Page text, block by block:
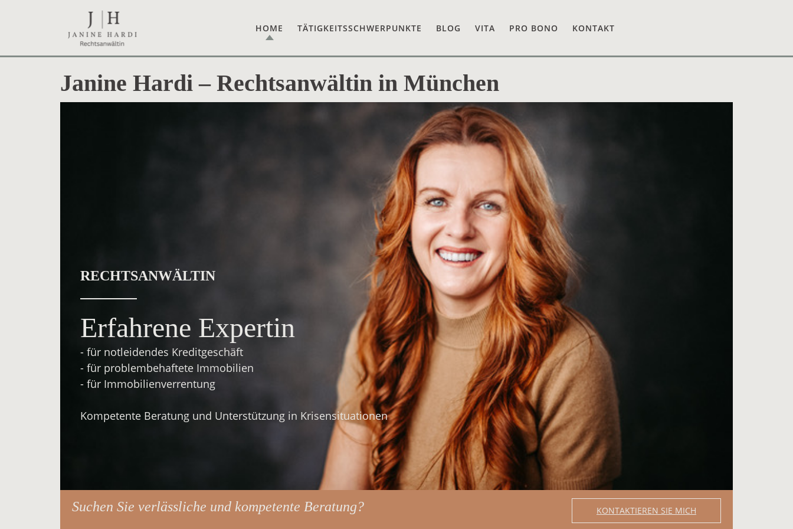
HOME TÄTIGKEITSSCHWERPUNKTE BLOG VITA PRO BONO KONTAKT
Janine Hardi – Rechtsanwältin in München
RECHTSANWÄLTIN
Erfahrene Expertin
- für notleidendes Kreditgeschäft
- für problembehaftete Immobilien
- für Immobilienverrentung
Kompetente Beratung und Unterstützung in Krisensituationen
Suchen Sie verlässliche und kompetente Beratung? KONTAKTIEREN SIE MICH